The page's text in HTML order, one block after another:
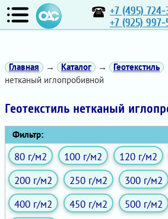
+7 (495)
+7 (925)
Главная → Каталог → Геотекстиль
нетканый иглопробивной
Геотекстиль нетканый
Фильтр:
80 г/м2 100 г/м2 120 г/м2
200 г/м2
250 г/м2 300 г/м2
400 г/м2
450 г/м2 500 г/м2